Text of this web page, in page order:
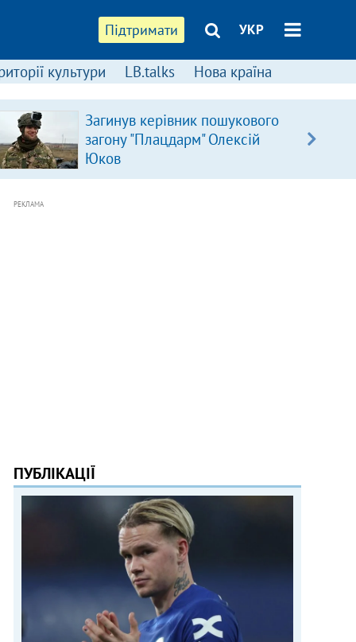
Підтримати УКР
культури LB.talks Нова країна
Загинув керівник пошукового
загону "Плацдарм" Олексій
Юков
РЕКЛАМА
ПУБЛІКАЦІЇ